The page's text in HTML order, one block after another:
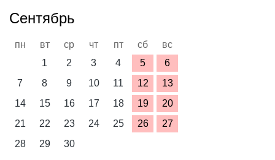
Сентябрь
пн вт ср чт пт сб
вс
1
2 3 4 5
6
7
8 9 10 11 12
13
14
15 16 17 18 19
20
21
22 23 24 25 26
27
28
29 30